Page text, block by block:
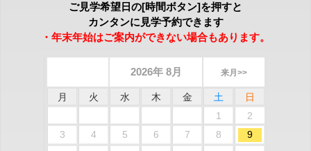
ご見学希望日の[時間ボタン]を押すと
カンタンに見学予約できます
・年末年始はご案内ができない場合もあります。
2026年 8月 来月>>
月 火 水 木 金 土
日
1
2
3
4 5 6 7 8
9